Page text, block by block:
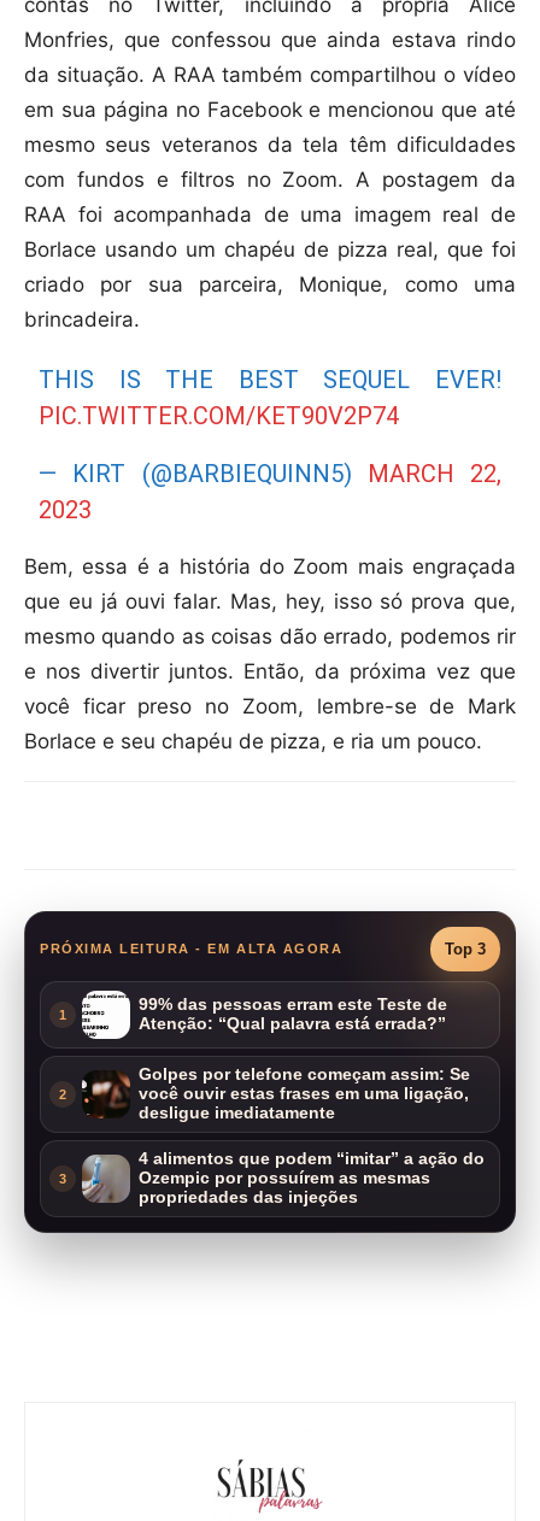
contas no Twitter, incluindo a própria Alice
Monfries, que confessou que ainda estava rindo
da situação. A RAA também compartilhou o vídeo
em sua página no Facebook e mencionou que até
mesmo seus veteranos da tela têm dificuldades
com fundos e filtros no Zoom. A postagem da
RAA foi acompanhada de uma imagem real de
Borlace usando um chapéu de pizza real, que foi
criado por sua parceira, Monique, como uma
brincadeira.
THIS IS THE BEST SEQUEL EVER!
PIC.TWITTER.COM/KET90V2P74
— KIRT (@BARBIEQUINN5) MARCH 22,
2023
Bem, essa é a história do Zoom mais engraçada
que eu já ouvi falar. Mas, hey, isso só prova que,
mesmo quando as coisas dão errado, podemos rir
e nos divertir juntos. Então, da próxima vez que
você ficar preso no Zoom, lembre-se de Mark
Borlace e seu chapéu de pizza, e ria um pouco.
PRÓXIMA LEITURA - EM ALTA AGORA Top 3
1
99% das pessoas erram este Teste de
Atenção: “Qual palavra está errada?”
2
Golpes por telefone começam assim: Se
você ouvir estas frases em uma ligação,
desligue imediatamente
3
4 alimentos que podem “imitar” a ação do
Ozempic por possuírem as mesmas
propriedades das injeções